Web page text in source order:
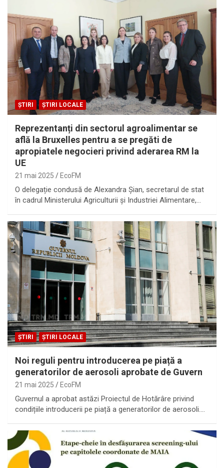
ȘTIRI ȘTIRI LOCALE
Reprezentanți din sectorul agroalimentar se
află la Bruxelles pentru a se pregăti de
apropiatele negocieri privind aderarea RM la
UE
21 mai 2025 EcoFM
O delegație condusă de Alexandra Șian, secretarul de stat
în cadrul Ministerului Agriculturii și Industriei Alimentare,…
ȘTIRI ȘTIRI LOCALE
Noi reguli pentru introducerea pe piață a
generatorilor de aerosoli aprobate de Guvern
21 mai 2025 EcoFM
Guvernul a aprobat astăzi Proiectul de Hotărâre privind
condițiile introducerii pe piață a generatorilor de aerosoli.…